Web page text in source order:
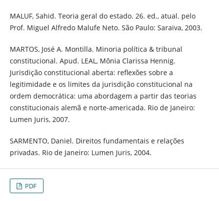
MALUF, Sahid. Teoria geral do estado. 26. ed., atual. pelo
Prof. Miguel Alfredo Malufe Neto. São Paulo: Saraiva, 2003.
MARTOS, José A. Montilla. Minoria política & tribunal
constitucional. Apud. LEAL, Mônia Clarissa Hennig.
Jurisdição constitucional aberta: reflexões sobre a
legitimidade e os limites da jurisdição constitucional na
ordem democrática: uma abordagem a partir das teorias
constitucionais alemã e norte-americada. Rio de Janeiro:
Lumen Juris, 2007.
SARMENTO, Daniel. Direitos fundamentais e relações
privadas. Rio de Janeiro: Lumen Juris, 2004.
PDF